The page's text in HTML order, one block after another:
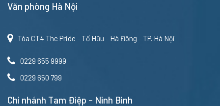
Văn phòng Hà Nội
Tòa CT4 The Pride - Tố Hữu - Hà Đông - TP. Hà Nội
0229 655 9999
0229 650 799
Chi nhánh Tam Điệp – Ninh Bình